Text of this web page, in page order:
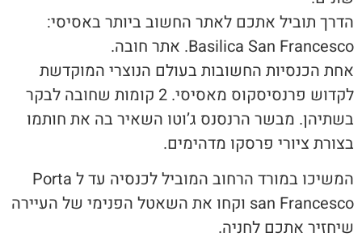
הדרך תוביל אתכם לאתר החשוב ביותר באסיסי:
Basilica San Francesco. אתר חובה.
אחת הכנסיות החשובות בעולם הנוצרי המוקדשת
לקדוש פרנסיסקוס מאסיסי. 2 קומות שחובה לבקר
בשתיהן. מבשר הרנסנס ג’וטו השאיר בה את חותמו
בצורת ציורי פרסקו מדהימים.
המשיכו במורד הרחוב המוביל לכנסיה עד ל Porta
san Francesco וקחו את השאטל הפנימי של העיירה
שיחזיר אתכם לחניה.